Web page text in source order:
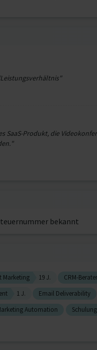
SaaS-Produkt, die
bekannt
Marketing 19 J. CRM-Berater
1 J. Email Deliverability
Automation